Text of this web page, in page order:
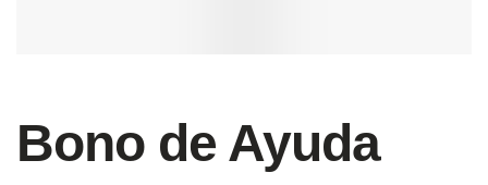
Bono de Ayuda